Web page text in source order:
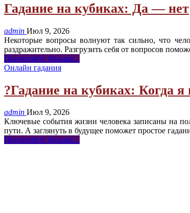
Гадание на кубиках: Да — нет
admin Июл 9, 2026
Некоторые вопросы волнуют так сильно, что
раздражительно. Разгрузить себя от вопросов
Прочитайте больше...
Онлайн гадания
?Гадание на кубиках: Когда
admin Июл 9, 2026
Ключевые события жизни человека записаны на
пути. А заглянуть в будущее поможет простое
Прочитайте больше...